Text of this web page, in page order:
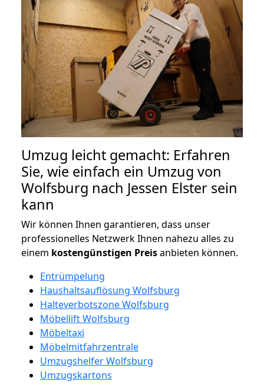
Umzug leicht gemacht: Erfahren
Sie, wie einfach ein Umzug von
Wolfsburg nach Jessen Elster sein
kann
Wir können Ihnen garantieren, dass unser
professionelles Netzwerk Ihnen nahezu alles zu
einem kostengünstigen Preisanbieten können.
Entrümpelung
Haushaltsauflösung Wolfsburg
Halteverbotszone Wolfsburg
Möbellift Wolfsburg
Möbeltaxi
Möbelmitfahrzentrale
Umzugshelfer Wolfsburg
Umzugskartons